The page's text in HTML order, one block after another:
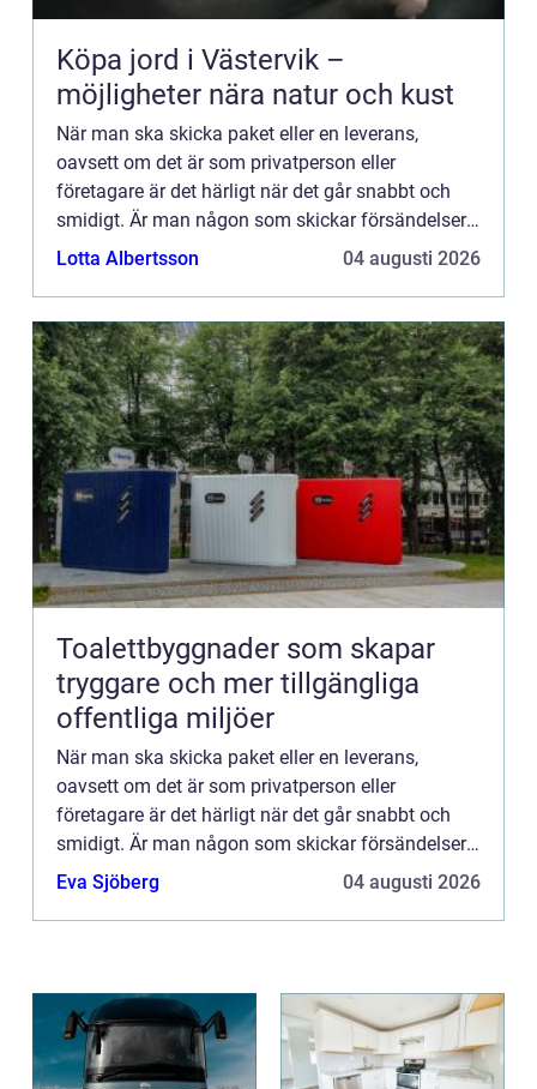
Köpa jord i Västervik –
möjligheter nära natur och kust
När man ska skicka paket eller en leverans,
oavsett om det är som privatperson eller
företagare är det härligt när det går snabbt och
smidigt. Är man någon som skickar försändelser
ofta vill ma...
Lotta Albertsson 04 augusti 2026
Toalettbyggnader som skapar
tryggare och mer tillgängliga
offentliga miljöer
När man ska skicka paket eller en leverans,
oavsett om det är som privatperson eller
företagare är det härligt när det går snabbt och
smidigt. Är man någon som skickar försändelser
ofta vill ma...
Eva Sjöberg 04 augusti 2026